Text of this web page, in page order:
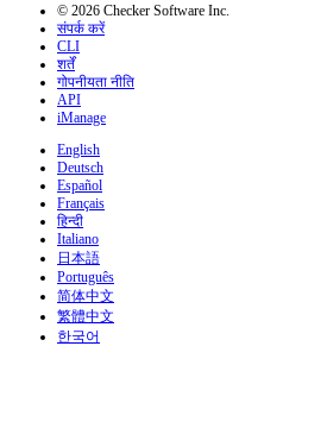
© 2026 Checker Software Inc.
संपर्क करें
CLI
शर्तें
गोपनीयता नीति
API
iManage
English
Deutsch
Español
Français
हिन्दी
Italiano
日本語
Português
简体中文
繁體中文
한국어